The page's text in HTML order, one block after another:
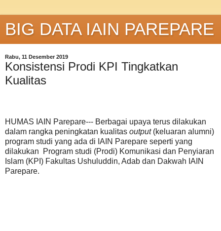
BIG DATA IAIN PAREPARE
Rabu, 11 Desember 2019
Konsistensi Prodi KPI Tingkatkan
Kualitas
HUMAS IAIN Parepare--- Berbagai upaya terus dilakukan
dalam rangka peningkatan kualitas output (keluaran alumni)
program studi yang ada di IAIN Parepare seperti yang
dilakukan Program studi (Prodi) Komunikasi dan Penyiaran
Islam (KPI) Fakultas Ushuluddin, Adab dan Dakwah IAIN
Parepare.